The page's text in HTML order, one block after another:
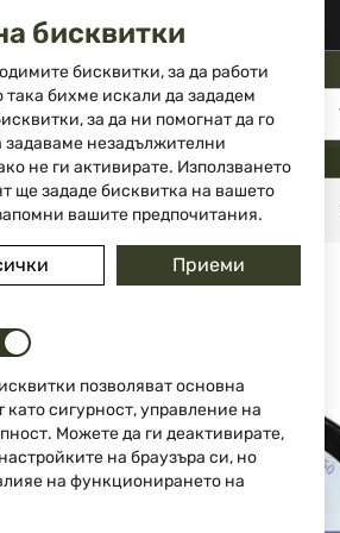
office@isd-bg.com
МЕНЮ
бисквитки
бисквитки, за да работи
бихме искали да зададем
за да ни помогнат да го
незадължителни
не ги активирате. Използването
ще зададе бисквитка на вашето
вашите предпочитания.
Приеми
позволяват основна
сигурност, управление на
Можете да ги деактивирате,
на браузъра си, но
на функционирането на